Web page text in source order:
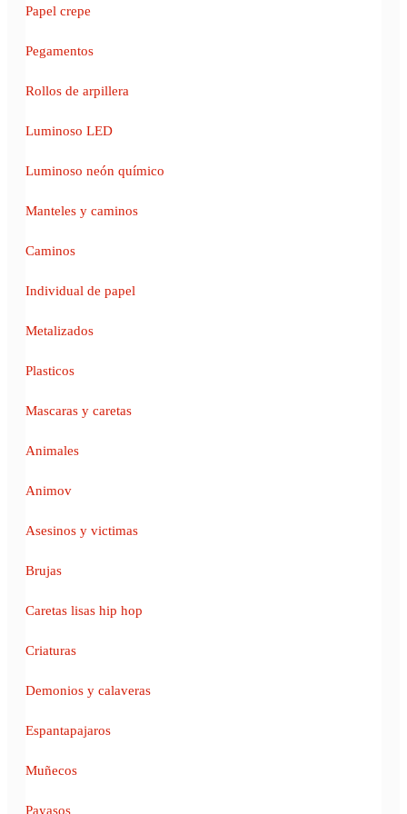
Papel crepe
Pegamentos
Rollos de arpillera
Luminoso LED
Luminoso neón químico
Manteles y caminos
Caminos
Individual de papel
Metalizados
Plasticos
Mascaras y caretas
Animales
Animov
Asesinos y victimas
Brujas
Caretas lisas hip hop
Criaturas
Demonios y calaveras
Espantapajaros
Muñecos
Payasos